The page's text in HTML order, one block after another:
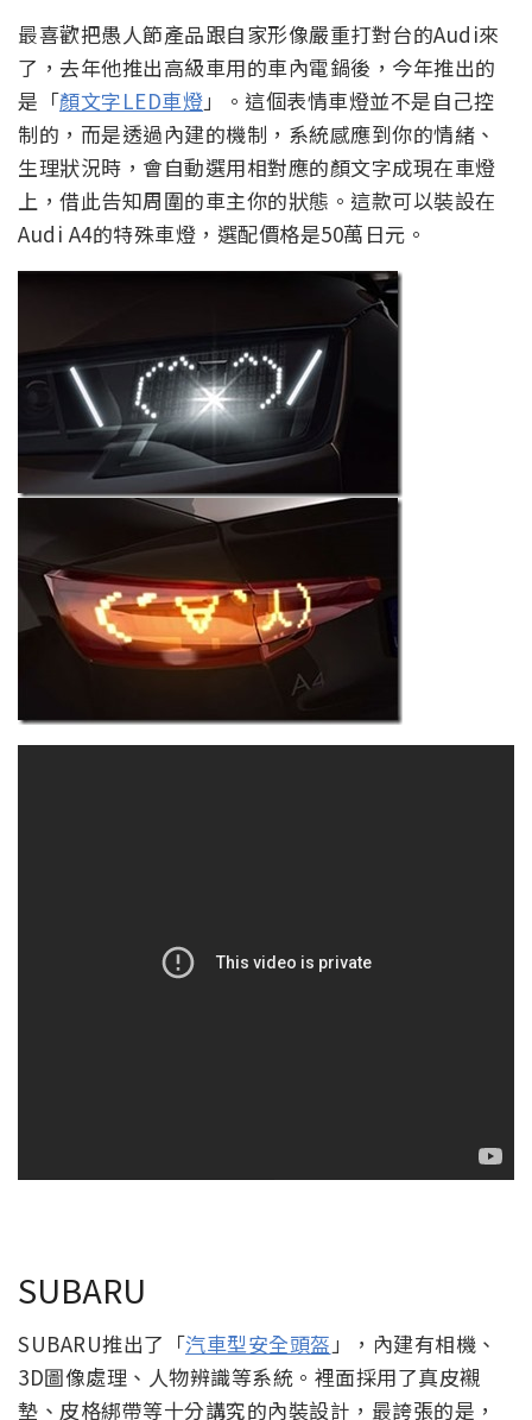
最喜歡把愚人節產品跟自家形像嚴重打對台的Audi來
了，去年他推出高級車用的車內電鍋後，今年推出的
是「顏文字LED車燈」。這個表情車燈並不是自己控
制的，而是透過內建的機制，系統感應到你的情緒、
生理狀況時，會自動選用相對應的顏文字成現在車燈
上，借此告知周圍的車主你的狀態。這款可以裝設在
Audi A4的特殊車燈，選配價格是50萬日元。
SUBARU
SUBARU推出了「汽車型安全頭盔 」，內建有相機、
3D圖像處理、人物辨識等系統。裡面採用了真皮襯
墊、皮格綁帶等十分講究的內裝設計，最誇張的是，